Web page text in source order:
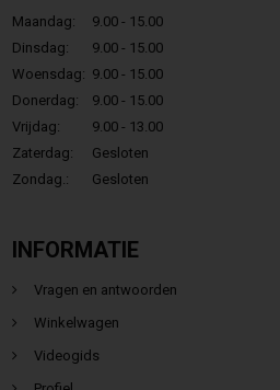
Maandag:
9.00 - 15.00
Dinsdag:
9.00 - 15.00
Woensdag: 9.00 - 15.00
Donerdag:
9.00 - 15.00
Vrijdag:
9.00 - 13.00
Zaterdag:
Gesloten
Zondag.:
Gesloten
INFORMATIE
Vragen en antwoorden
Winkelwagen
Videogids